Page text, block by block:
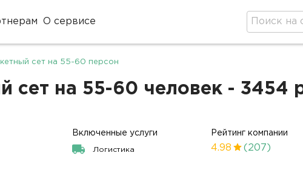
О сервисе
сет на 55-60 персон
сет на 55-60 человек - 3454
Включенные услуги
Логистика
Рейтинг компании
4.98 (207)